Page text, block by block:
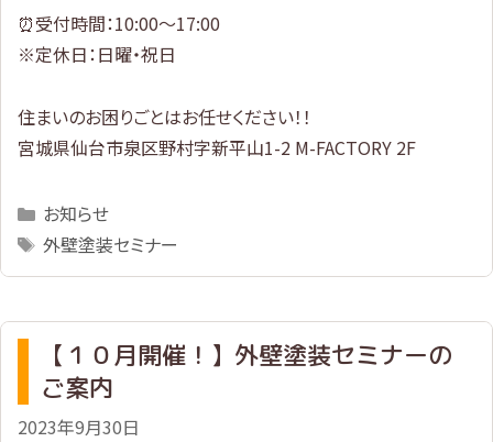
⏰受付時間：10:00～17:00
※定休日：日曜・祝日
住まいのお困りごとはお任せください！！
宮城県仙台市泉区野村字新平山1-2 M-FACTORY 2F
Categories
お知らせ
Tags
外壁塗装セミナー
【１０月開催！】外壁塗装セミナーの
ご案内
2023年9月30日